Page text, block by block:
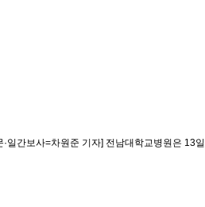
일간보사=차원준 기자] 전남대학교병원은 13일